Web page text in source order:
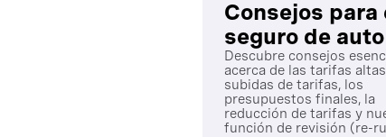
Consejos para
seguro de auto
Descubre consejos
acerca de las tarifas
subidas de tarifas, los
presupuestos finales, la
reducción de tarifas y
función de revisión (re-